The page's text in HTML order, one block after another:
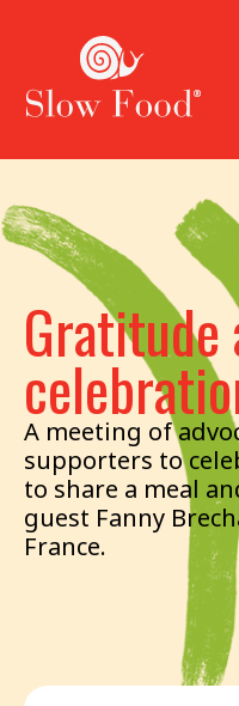
Gratitude
A meeting of
supporters to
to share a meal
guest Fanny
France.